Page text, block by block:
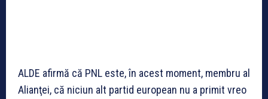
ALDE afirmă că PNL este, în acest moment, membru al
Alianţei, că niciun alt partid european nu a primit vreo